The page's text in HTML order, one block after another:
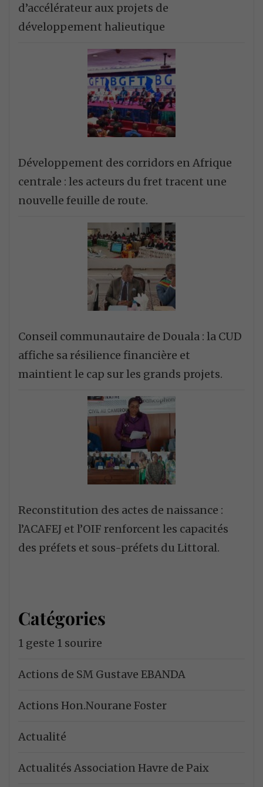
d’accélérateur aux projets de
développement halieutique
Développement des corridors en Afrique
centrale : les acteurs du fret tracent une
nouvelle feuille de route.
Conseil communautaire de Douala : la CUD
affiche sa résilience financière et
maintient le cap sur les grands projets.
Reconstitution des actes de naissance :
l’ACAFEJ et l’OIF renforcent les capacités
des préfets et sous-préfets du Littoral.
Catégories
1 geste 1 sourire
Actions de SM Gustave EBANDA
Actions Hon.Nourane Foster
Actualité
Actualités Association Havre de Paix